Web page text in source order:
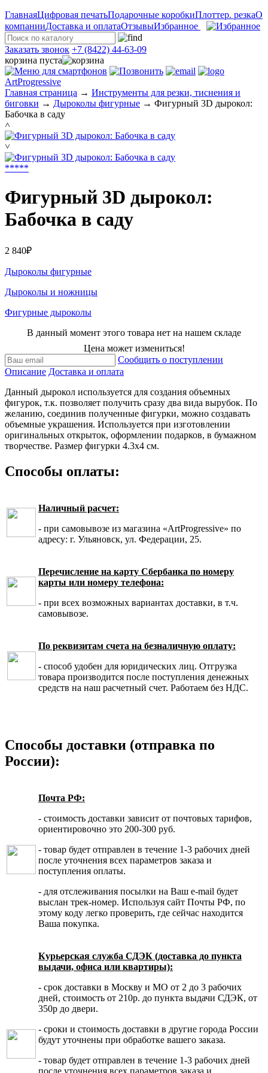
ГлавнаяЦифровая печатьПодарочные коробкиПлоттер. резкаО
компанииДоставка и оплатаОтзывыИзбранное
Заказать звонок +7 (8422) 44-63-09
корзина пуста
ArtProgressive
Главная страница → Инструменты для резки, тиснения и
биговки → Дыроколы фигурные → Фигурный 3D дырокол:
Бабочка в саду
˄
˅
*****
Фигурный 3D дырокол:
Бабочка в саду
2 840₽
Дыроколы фигурные
Дыроколы и ножницы
Фигурные дыроколы
В данный момент этого товара нет на нашем складе
Цена может измениться!
Сообщить о поступлении
Описание Доставка и оплата
Данный дырокол используется для создания объемных
фигурок, т.к. позволяет получить сразу два вида вырубок. По
желанию, соединив полученные фигурки, можно создавать
объемные украшения. Используется при изготовлении
оригинальных открыток, оформлении подарков, в бумажном
творчестве. Размер фигурки 4.3х4 см.
Способы оплаты:
Наличный расчет:
- при самовывозе из магазина «ArtProgressive» по
адресу: г. Ульяновск, ул. Федерации, 25.
Перечисление на карту Сбербанка по номеру
карты или номеру телефона:
- при всех возможных вариантах доставки, в т.ч.
самовывозе.
По реквизитам счета на безналичную оплату:
- способ удобен для юридических лиц. Отгрузка
товара производится после поступления денежных
средств на наш расчетный счет. Работаем без НДС.
Способы доставки (отправка по
России):
Почта РФ:
- стоимость доставки зависит от почтовых тарифов,
ориентировочно это 200-300 руб.
- товар будет отправлен в течение 1-3 рабочих дней
после уточнения всех параметров заказа и
поступления оплаты.
- для отслеживания посылки на Ваш e-mail будет
выслан трек-номер. Используя сайт Почты РФ, по
этому коду легко проверить, где сейчас находится
Ваша покупка.
Курьерская служба СДЭК (доставка до пункта
выдачи, офиса или квартиры):
- срок доставки в Москву и МО от 2 до 3 рабочих
дней, стоимость от 210р. до пункта выдачи СДЭК, от
350р до двери.
- сроки и стоимость доставки в другие города России
будут уточнены при обработке вашего заказа.
- товар будет отправлен в течение 1-3 рабочих дней
после уточнения всех параметров заказа и